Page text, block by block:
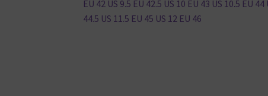
EU 42 US 9.5 EU 42.5 US 10 EU 43 US 10.5 EU 44
44.5 US 11.5 EU 45 US 12 EU 46